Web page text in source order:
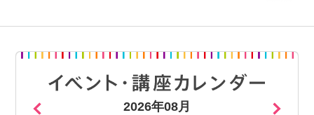
2026年08月